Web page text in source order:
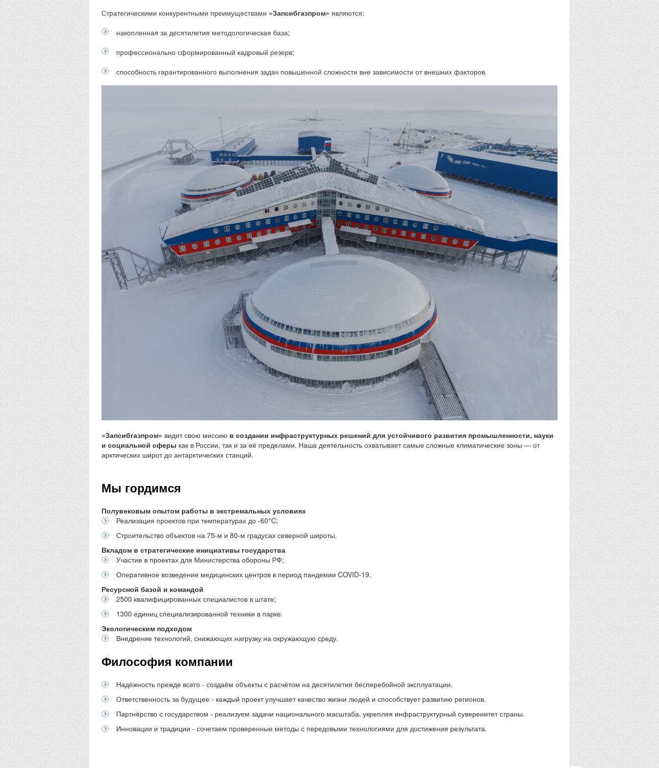
Стратегическими конкурентными преимуществами «Запсибгазпром» являются:
накопленная за десятилетия методологическая база;
профессионально сформированный кадровый резерв;
способность гарантированного выполнения задач повышенной сложности вне зависимости от внешних факторов.
«Запсибгазпром» видит свою миссию в создании инфраструктурных решений для устойчивого развития промышленности, науки
и социальной сферы как в России, так и за её пределами. Наша деятельность охватывает самые сложные климатические зоны — от
арктических широт до антарктических станций.
Мы гордимся
Полувековым опытом работы в экстремальных условиях
Реализация проектов при температурах до -60°C;
Строительство объектов на 75-м и 80-м градусах северной широты.
Вкладом в стратегические инициативы государства
Участие в проектах для Министерства обороны РФ;
Оперативное возведение медицинских центров в период пандемии COVID-19.
Ресурсной базой и командой
2500 квалифицированных специалистов в штате;
1300 единиц специализированной техники в парке.
Экологическим подходом
Внедрение технологий, снижающих нагрузку на окружающую среду.
Философия компании
Надёжность прежде всего - создаём объекты с расчётом на десятилетия бесперебойной эксплуатации.
Ответственность за будущее - каждый проект улучшает качество жизни людей и способствует развитию регионов.
Партнёрство с государством - реализуем задачи национального масштаба, укрепляя инфраструктурный суверенитет страны.
Инновации и традиции - сочетаем проверенные методы с передовыми технологиями для достижения результата.